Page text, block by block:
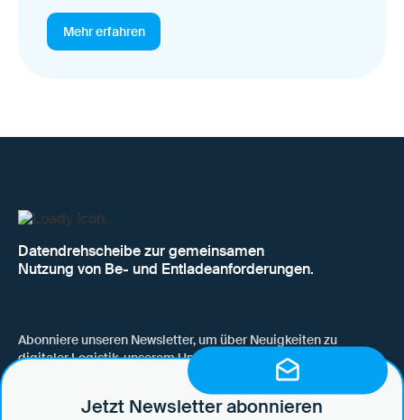
Mehr erfahren
Datendrehscheibe zur gemeinsamen
Nutzung von Be- und Entladeanforderungen.
Abonniere unseren Newsletter, um über Neuigkeiten zu
digitaler Logistik, unserem Unternehmen, neuen Funktionen
und Use Cases auf dem Laufenden zu bleiben.
Jetzt Newsletter abonnieren